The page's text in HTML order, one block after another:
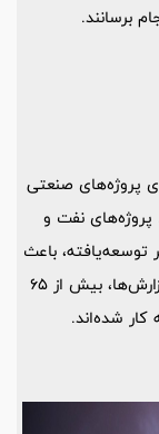
برسانند.
پروژه‌های صنعتی
پروژه‌های نفت و
توسعه‌یافته، باعث
رونق اقتصادی و اجتماعی شده‌اند و بر اساس گزارش‌ها، بیش از 65
شده‌اند.